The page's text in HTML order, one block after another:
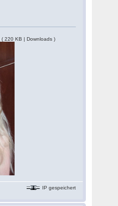
( 220 KB | Downloads )
IP gespeichert